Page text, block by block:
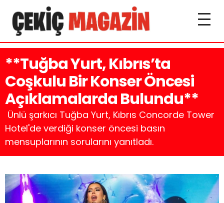
**Tuğba Yurt, Kıbrıs’ta
Coşkulu Bir Konser Öncesi
Açıklamalarda Bulundu**
Ünlü şarkıcı Tuğba Yurt, Kıbrıs Concorde Tower
Hotel'de verdiği konser öncesi basın
mensuplarının sorularını yanıtladı.